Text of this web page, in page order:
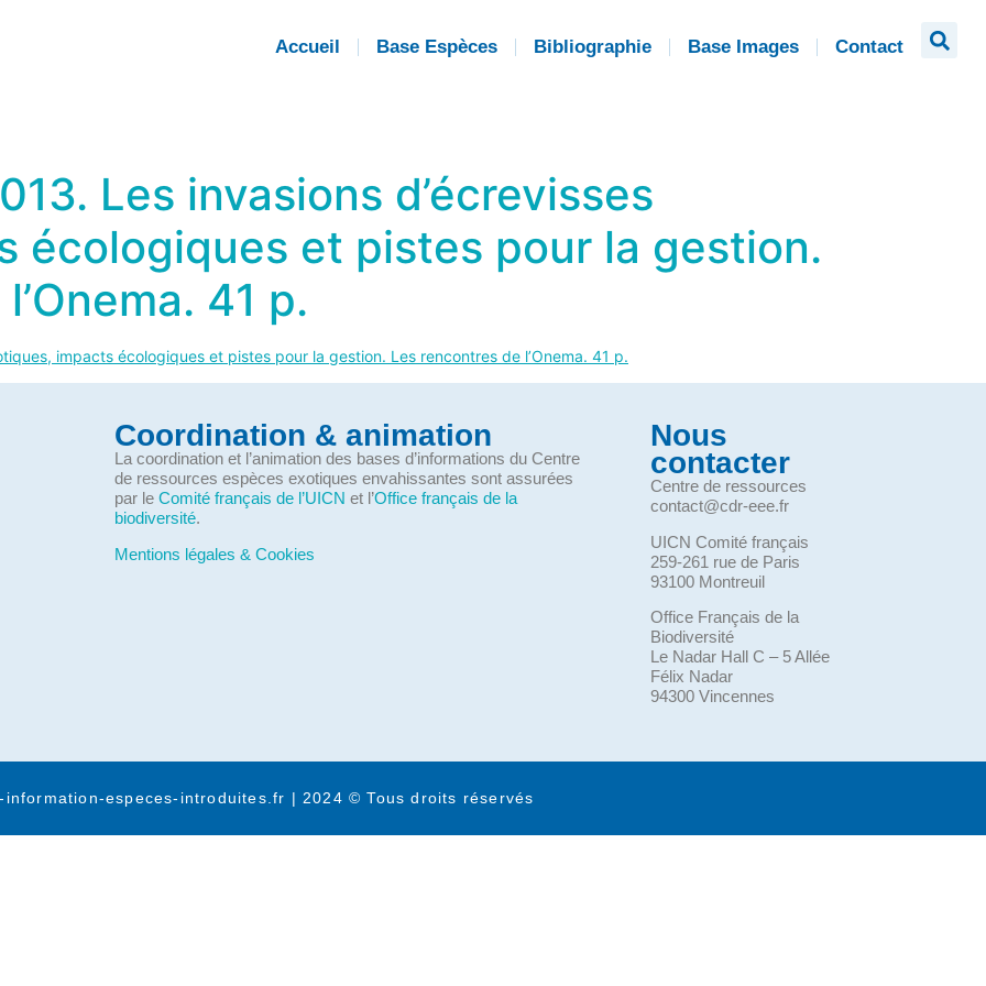
Accueil Base Espèces Bibliographie Base Images Contact
Les invasions d’écrevisses
écologiques et pistes pour la gestion.
41 p.
impacts écologiques et pistes pour la gestion. Les rencontres de l’Onema. 41 p.
Coordination & animation
La coordination et l’animation des bases d’informations du Centre
de ressources espèces exotiques envahissantes sont assurées
par le Comité français de l’UICN et l’Office français de la
biodiversité.
Mentions légales & Cookies
Nous
contacter
Centre de ressources
contact@cdr-eee.fr
UICN Comité français
259-261 rue de Paris
93100 Montreuil
Office Français de la
Biodiversité
Le Nadar Hall C – 5 Allée
Félix Nadar
94300 Vincennes
information-especes-introduites.fr | 2024 © Tous droits réservés